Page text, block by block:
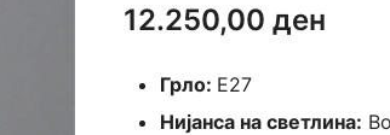
12.250,00 ден
Грло: E27
Нијанса на светлина: